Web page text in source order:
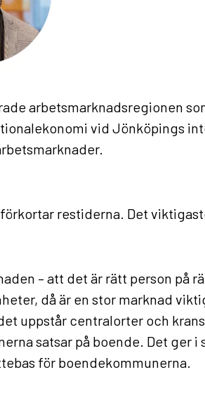
arbetsmarknadsregionen
vid Jönköpings
restiderna. Det
– att det är rätt person på
då är en stor marknad
uppstår centralorter och
satsar på boende. Det
för boendekommunerna.